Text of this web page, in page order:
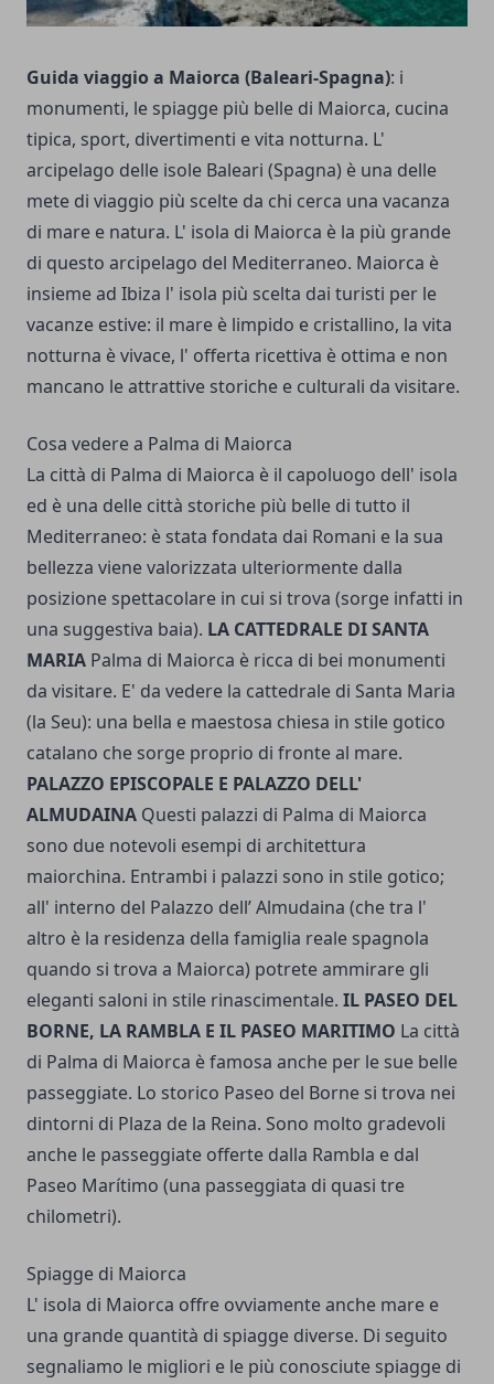
Guida viaggio a Maiorca (Baleari-Spagna): i
monumenti, le spiagge più belle di Maiorca, cucina
tipica, sport, divertimenti e vita notturna. L'
arcipelago delle isole Baleari (Spagna) è una delle
mete di viaggio più scelte da chi cerca una vacanza
di mare e natura. L' isola di Maiorca è la più grande
di questo arcipelago del Mediterraneo. Maiorca è
insieme ad Ibiza l' isola più scelta dai turisti per le
vacanze estive: il mare è limpido e cristallino, la vita
notturna è vivace, l' offerta ricettiva è ottima e non
mancano le attrattive storiche e culturali da visitare.
Cosa vedere a Palma di Maiorca
La città di Palma di Maiorca è il capoluogo dell' isola
ed è una delle città storiche più belle di tutto il
Mediterraneo: è stata fondata dai Romani e la sua
bellezza viene valorizzata ulteriormente dalla
posizione spettacolare in cui si trova (sorge infatti in
una suggestiva baia). LA CATTEDRALE DI SANTA
MARIA Palma di Maiorca è ricca di bei monumenti
da visitare. E' da vedere la cattedrale di Santa Maria
(la Seu): una bella e maestosa chiesa in stile gotico
catalano che sorge proprio di fronte al mare.
PALAZZO EPISCOPALE E PALAZZO DELL'
ALMUDAINA Questi palazzi di Palma di Maiorca
sono due notevoli esempi di architettura
maiorchina. Entrambi i palazzi sono in stile gotico;
all' interno del Palazzo dell’ Almudaina (che tra l'
altro è la residenza della famiglia reale spagnola
quando si trova a Maiorca) potrete ammirare gli
eleganti saloni in stile rinascimentale. IL PASEO DEL
BORNE, LA RAMBLA E IL PASEO MARITIMO La città
di Palma di Maiorca è famosa anche per le sue belle
passeggiate. Lo storico Paseo del Borne si trova nei
dintorni di Plaza de la Reina. Sono molto gradevoli
anche le passeggiate offerte dalla Rambla e dal
Paseo Marítimo (una passeggiata di quasi tre
chilometri).
Spiagge di Maiorca
L' isola di Maiorca offre ovviamente anche mare e
una grande quantità di spiagge diverse. Di seguito
segnaliamo le migliori e le più conosciute spiagge di